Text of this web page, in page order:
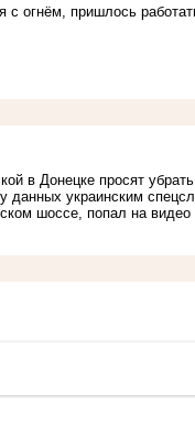
огнём, пришлось
в Донецке просят
данных украинским
шоссе, попал на видео